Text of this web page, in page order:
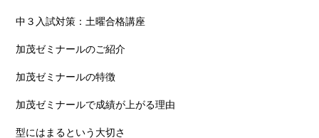
中３入試対策：土曜合格講座
加茂ゼミナールのご紹介
加茂ゼミナールの特徴
加茂ゼミナールで成績が上がる理由
型にはまるという大切さ